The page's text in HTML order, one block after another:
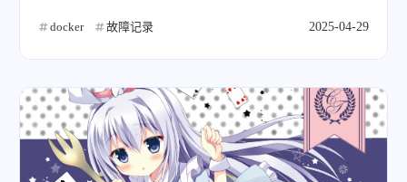
docker 故障记录 2025-04-29